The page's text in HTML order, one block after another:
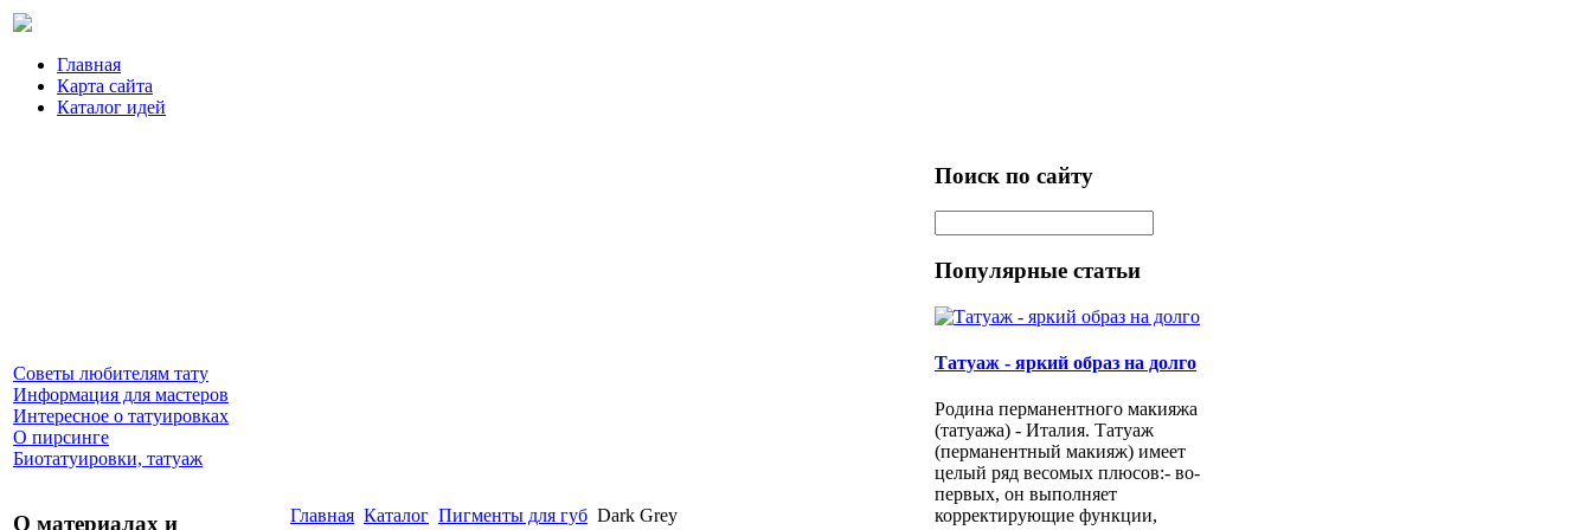
Главная
Карта сайта
Каталог идей
Советы любителям тату
Информация для мастеров
Интересное о татуировках
О пирсинге
Биотатуировки, татуаж
О материалах и Главная Каталог Пигменты для губ Dark Grey
Поиск по сайту
Популярные статьи
Татуаж - яркий образ на долго
Родина перманентного макияжа
(татуажа) - Италия. Татуаж
(перманентный макияж) имеет
целый ряд весомых плюсов:- во-
первых, он выполняет
корректирующие функции,